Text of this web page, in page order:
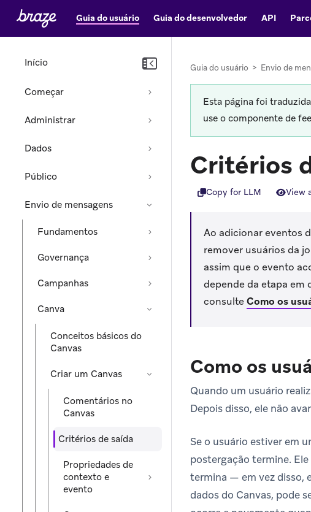
Guia do usuário Guia do desenvolvedor API
Início
Começar
Administrar
Dados
Público
Envio de mensagens
Fundamentos
Governança
Campanhas
Canva
Conceitos básicos do
Canvas
Criar um Canvas
Comentários no
Canvas
Critérios de saída
Propriedades de
contexto e
evento
Guia do usuário > Envio de
Esta página foi
use o componente de
Critérios
Copy for LLM View
Ao adicionar eventos
remover usuários da
assim que o evento
depende da etapa em
consulteComo os
Como os
Quando um usuário
Depois disso, ele não
Se o usuário estiver em
postergação termine.
termina — em vez disso,
dados do Canvas, pode